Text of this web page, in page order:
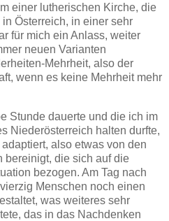
einer lutherischen Kirche, die
Österreich, in einer sehr
für mich ein Anlass, weiter
neuen Varianten
Mehrheit, also der
wenn es keine Mehrheit mehr
Stunde dauerte und die ich im
Niederösterreich halten durfte,
also etwas von den
bereinigt, die sich auf die
bezogen. Am Tag nach
Menschen noch einen
was weiteres sehr
das in das Nachdenken